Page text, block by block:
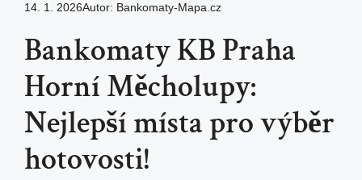
14. 1. 2026Autor: Bankomaty-Mapa.cz
Bankomaty KB Praha
Horní Měcholupy:
Nejlepší místa pro výběr
hotovosti!